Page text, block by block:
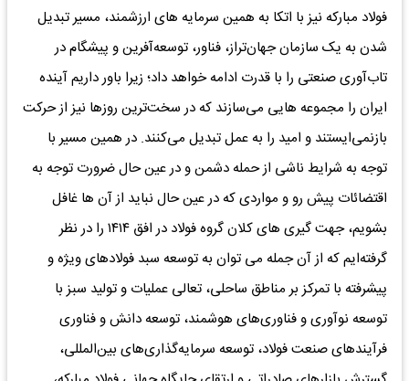
فولاد مبارکه نیز با اتکا به همین سرمایه های ارزشمند، مسیر تبدیل
شدن به یک سازمان جهان‌تراز، فناور، توسعه‌آفرین و پیشگام در
تاب‌آوری صنعتی را با قدرت ادامه خواهد داد؛ زیرا باور داریم آینده
ایران را مجموعه هایی می‌سازند که در سخت‌ترین روزها نیز از حرکت
بازنمی‌ایستند و امید را به عمل تبدیل می‌کنند. در همین مسیر با
توجه به شرایط ناشی از حمله دشمن و در عین حال ضرورت توجه به
اقتضائات پیش رو و مواردی که در عین حال نباید از آن ها غافل
بشویم، جهت گیری های کلان گروه فولاد در افق ۱۴۱۴ را در نظر
گرفته‌ایم که از آن جمله می توان به توسعه سبد فولادهای ویژه و
پیشرفته با تمرکز بر مناطق ساحلی، تعالی عملیات و تولید سبز با
توسعه نوآوری و فناوری‌های هوشمند، توسعه دانش و فناوری
فرآیندهای صنعت فولاد، توسعه سرمایه‌گذاری‌های بین‌المللی،